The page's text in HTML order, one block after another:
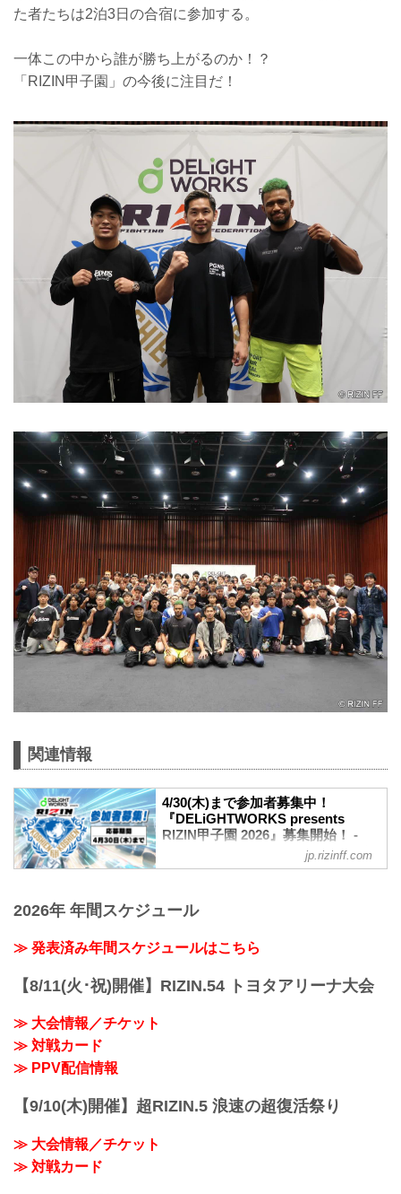
た者たちは2泊3日の合宿に参加する。
一体この中から誰が勝ち上がるのか！？
「RIZIN甲子園」の今後に注目だ！
関連情報
4/30(木)まで参加者募集中！
『DELiGHTWORKS presents
RIZIN甲子園 2026』募集開始！ -
RIZIN FIGHTING FEDERATION オ
フィシャルサイト
同事業、未来のスター選手発掘を目的と
がスタート！
今回の募集は男子バンタム級のみ、予選
トーナメントを勝ち抜いた2名の決勝戦
は、今年も大晦日大会で実施する予定
DELiGHTWORKS presents RIZIN甲子園
2026 概要
jp.rizinff.com
2026年 年間スケジュール
≫ 発表済み年間スケジュールはこちら
【8/11(火･祝)開催】RIZIN.54 トヨタアリーナ大会
≫ 大会情報／チケット
≫ 対戦カード
≫ PPV配信情報
【9/10(木)開催】超RIZIN.5 浪速の超復活祭り
≫ 大会情報／チケット
≫ 対戦カード